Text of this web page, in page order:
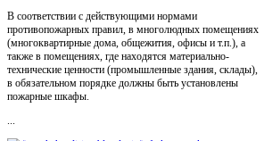
В соответствии с действующими нормами
противопожарных правил, в многолюдных помещениях
(многоквартирные дома, общежития, офисы и т.п.), а
также в помещениях, где находятся материально-
технические ценности (промышленные здания, склады),
в обязательном порядке должны быть установлены
пожарные шкафы.
...